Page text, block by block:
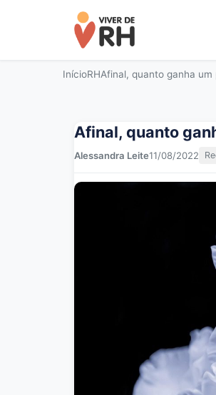
InícioRHAfinal, quanto ganha um
Afinal, quanto
Alessandra Leite11/08/2022